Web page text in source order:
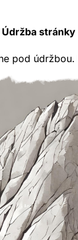
Údržba stránky
pod